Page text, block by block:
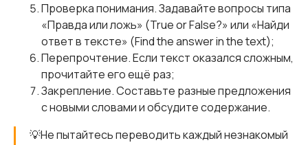
Проверка понимания. Задавайте вопросы типа
«Правда или ложь» (True or False?» или «Найди
ответ в тексте» (Find the answer in the text);
Перепрочтение. Если текст оказался сложным,
прочитайте его ещё раз;
Закрепление. Составьте разные предложения
с новыми словами и обсудите содержание.
💡Не пытайтесь переводить каждый незнакомый